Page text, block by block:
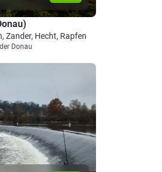
Zander, Hecht, Rapfen
Donau